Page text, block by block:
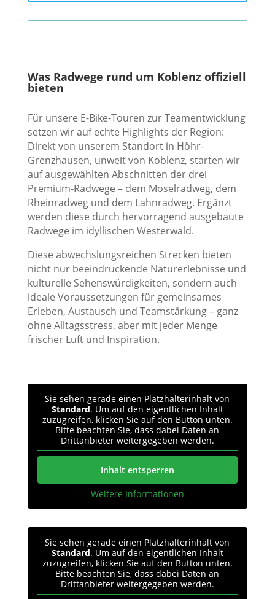
Was Radwege rund um Koblenz offiziell
bieten
Für unsere E-Bike-Touren zur Teamentwicklung
setzen wir auf echte Highlights der Region:
Direkt von unserem Standort in Höhr-
Grenzhausen, unweit von Koblenz, starten wir
auf ausgewählten Abschnitten der drei
Premium-Radwege – dem Moselradweg, dem
Rheinradweg und dem Lahnradweg. Ergänzt
werden diese durch hervorragend ausgebaute
Radwege im idyllischen Westerwald.
Diese abwechslungsreichen Strecken bieten
nicht nur beeindruckende Naturerlebnisse und
kulturelle Sehenswürdigkeiten, sondern auch
ideale Voraussetzungen für gemeinsames
Erleben, Austausch und Teamstärkung – ganz
ohne Alltagsstress, aber mit jeder Menge
frischer Luft und Inspiration.
Sie sehen gerade einen Platzhalterinhalt von
Standard. Um auf den eigentlichen Inhalt
zuzugreifen, klicken Sie auf den Button unten.
Bitte beachten Sie, dass dabei Daten an
Drittanbieter weitergegeben werden.
Inhalt entsperren
Weitere Informationen
Sie sehen gerade einen Platzhalterinhalt von
Standard. Um auf den eigentlichen Inhalt
zuzugreifen, klicken Sie auf den Button unten.
Bitte beachten Sie, dass dabei Daten an
Drittanbieter weitergegeben werden.